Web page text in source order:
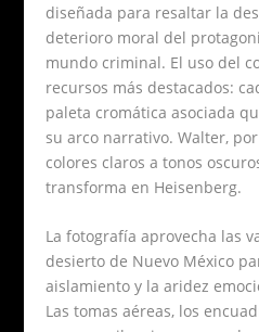
diseñada para resaltar la
deterioro moral del
mundo criminal. El uso del
recursos más destacados:
paleta cromática asociada
su arco narrativo. Walter,
colores claros a tonos
transforma en Heisenberg.
La fotografía aprovecha las
desierto de Nuevo México
aislamiento y la aridez
Las tomas aéreas, los